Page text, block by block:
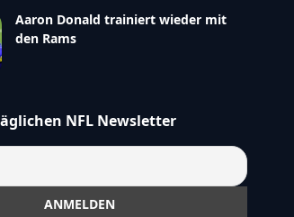
Aaron Donald trainiert wieder mit
den Rams
NFL Newsletter